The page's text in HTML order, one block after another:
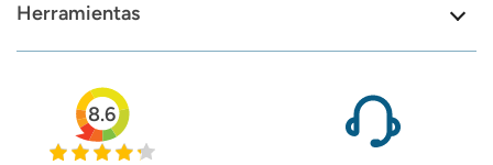
Herramientas
8.6